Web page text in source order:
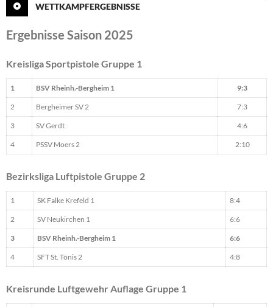
WETTKAMPFERGEBNISSE
Ergebnisse Saison 2025
Kreisliga Sportpistole Gruppe 1
1 BSV Rheinh.-Bergheim 1 9:3
2 Bergheimer SV 2 7:3
3 SV Gerdt 4:6
4 PSSV Moers 2 2:10
Bezirksliga Luftpistole Gruppe 2
1 SK Falke Krefeld 1 8:4
2 SV Neukirchen 1 6:6
3 BSV Rheinh.-Bergheim 1 6:6
4 SFT St. Tönis 2 4:8
Kreisrunde Luftgewehr Auflage Gruppe 1